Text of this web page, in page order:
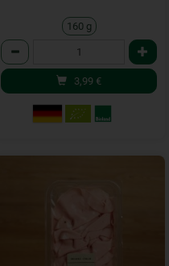
160 g
Anzahl
3,99 €